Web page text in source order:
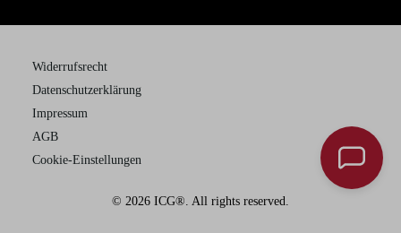
Widerrufsrecht
Datenschutzerklärung
Impressum
AGB
Cookie-Einstellungen
© 2026 ICG®. All rights reserved.